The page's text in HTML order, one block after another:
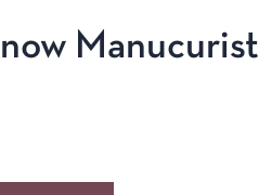
Manucurist